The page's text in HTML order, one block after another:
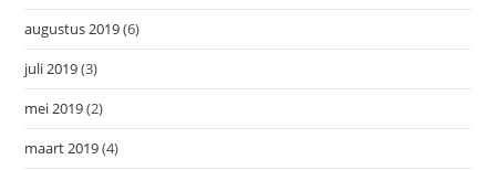
augustus 2019(6)
juli 2019(3)
mei 2019(2)
maart 2019(4)